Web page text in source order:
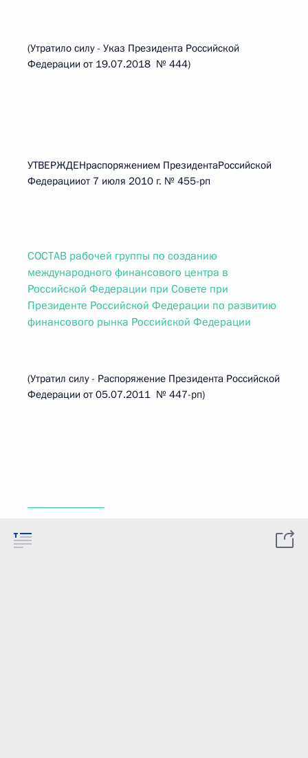
(Утратило силу - Указ Президента Российской
Федерации от 19.07.2018 № 444)
УТВЕРЖДЕНраспоряжением ПрезидентаРоссийской
Федерацииот 7 июля 2010 г. № 455-рп
СОСТАВ рабочей группы по созданию
международного финансового центра в
Российской Федерации при Совете при
Президенте Российской Федерации по развитию
финансового рынка Российской Федерации
(Утратил силу - Распоряжение Президента Российской
Федерации от 05.07.2011 № 447-рп)